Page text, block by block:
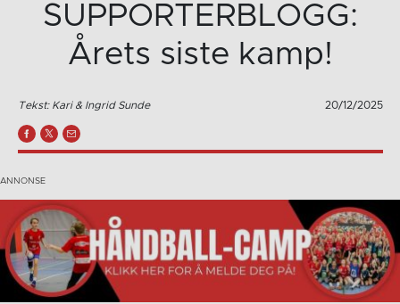
SUPPORTERBLOGG:
Årets siste kamp!
Tekst: Kari & Ingrid Sunde 20/12/2025